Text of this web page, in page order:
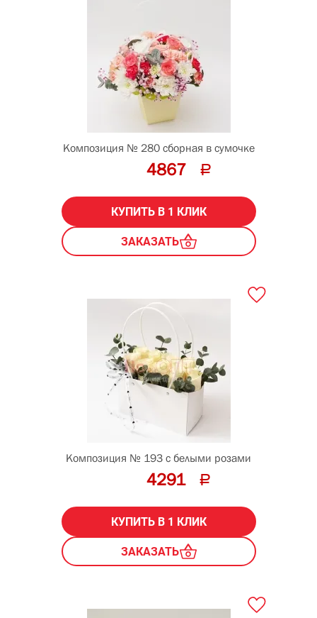
Композиция № 280 сборная в сумочке
4867
КУПИТЬ В 1 КЛИК
ЗАКАЗАТЬ
Композиция № 193 с белыми розами
4291
КУПИТЬ В 1 КЛИК
ЗАКАЗАТЬ